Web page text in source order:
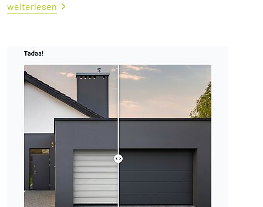
weiterlesen